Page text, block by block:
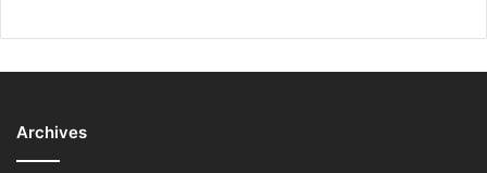
Archives